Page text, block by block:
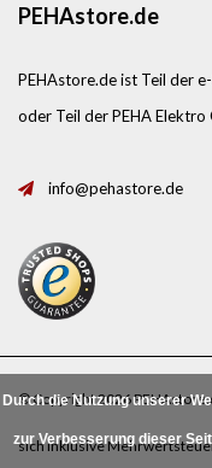
PEHAstore.de
PEHAstore.de ist Teil der
oder Teil der PEHA Elektro
info@pehastore.de
© Copyright 2026
sich inklusive
Durch die Nutzung unserer
zur Verbesserung dieser